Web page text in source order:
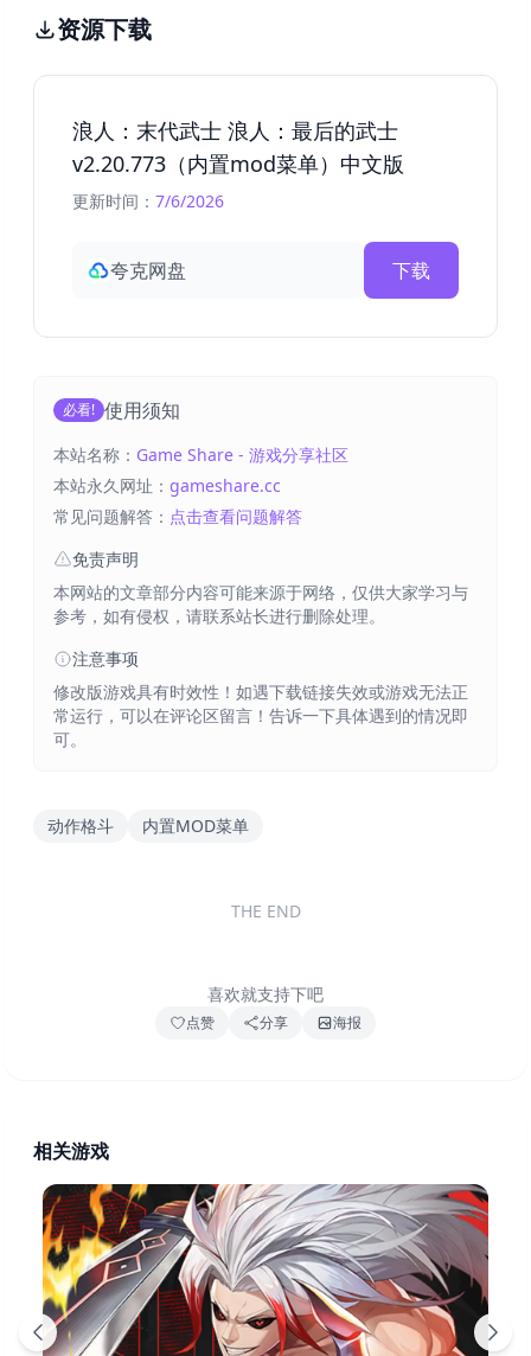
资源下载
浪人：末代武士 浪人：最后的武士
v2.20.773（内置mod菜单）中文版
更新时间： 7/6/2026
夸克网盘 下载
必看! 使用须知
本站名称： Game Share - 游戏分享社区
本站永久网址： gameshare.cc
常见问题解答： 点击查看问题解答
免责声明
本网站的文章部分内容可能来源于网络，仅供大家学习与
参考，如有侵权，请联系站长进行删除处理。
注意事项
修改版游戏具有时效性！如遇下载链接失效或游戏无法正
常运行，可以在评论区留言！告诉一下具体遇到的情况即
可。
动作格斗 内置MOD菜单
THE END
喜欢就支持下吧
点赞 分享 海报
相关游戏